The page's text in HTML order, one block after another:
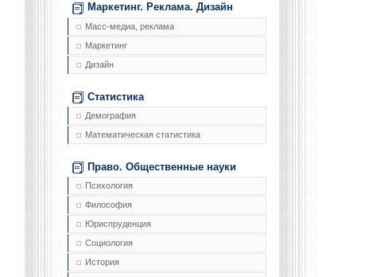
Маркетинг. Реклама. Дизайн
Масс-медиа, реклама
Маркетинг
Дизайн
Статистика
Демография
Математическая статистика
Право. Общественные науки
Психология
Философия
Юриспруденция
Социология
История